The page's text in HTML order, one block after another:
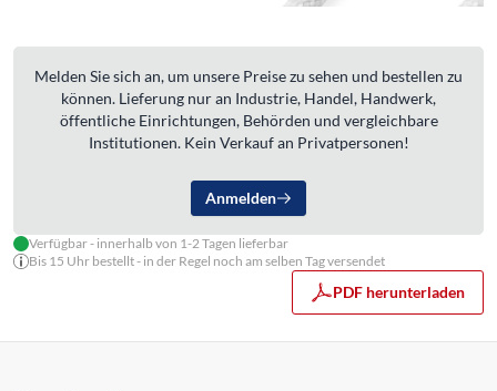
Melden Sie sich an, um unsere Preise zu sehen und bestellen zu
können. Lieferung nur an Industrie, Handel, Handwerk,
öffentliche Einrichtungen, Behörden und vergleichbare
Institutionen. Kein Verkauf an Privatpersonen!
Anmelden
Verfügbar - innerhalb von 1-2 Tagen lieferbar
Bis 15 Uhr bestellt - in der Regel noch am selben Tag versendet
PDF herunterladen